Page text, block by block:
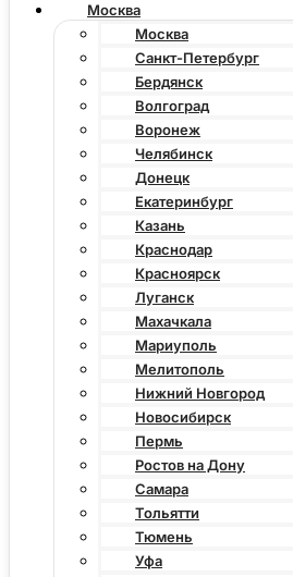
Москва
Москва
Санкт-Петербург
Бердянск
Волгоград
Воронеж
Челябинск
Донецк
Екатеринбург
Казань
Краснодар
Красноярск
Луганск
Махачкала
Мариуполь
Мелитополь
Нижний Новгород
Новосибирск
Пермь
Ростов на Дону
Самара
Тольятти
Тюмень
Уфа